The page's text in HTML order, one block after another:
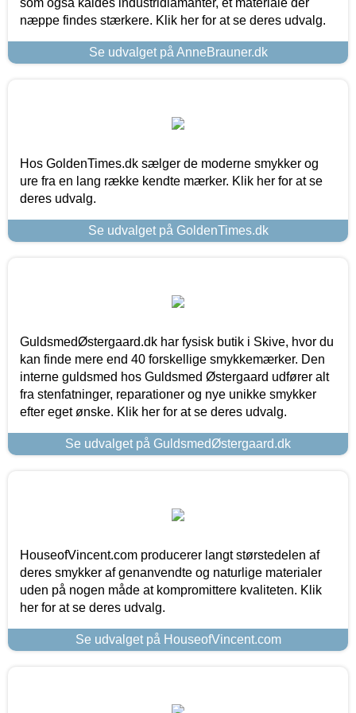
næppe findes stærkere. Klik her for at se deres udvalg.
Se udvalget på AnneBrauner.dk
Hos GoldenTimes.dk sælger de moderne smykker og
ure fra en lang række kendte mærker. Klik her for at se
deres udvalg.
Se udvalget på GoldenTimes.dk
GuldsmedØstergaard.dk har fysisk butik i Skive, hvor du
kan finde mere end 40 forskellige smykkemærker. Den
interne guldsmed hos Guldsmed Østergaard udfører alt
fra stenfatninger, reparationer og nye unikke smykker
efter eget ønske. Klik her for at se deres udvalg.
Se udvalget på GuldsmedØstergaard.dk
HouseofVincent.com producerer langt størstedelen af
deres smykker af genanvendte og naturlige materialer
uden på nogen måde at kompromittere kvaliteten. Klik
her for at se deres udvalg.
Se udvalget på HouseofVincent.com